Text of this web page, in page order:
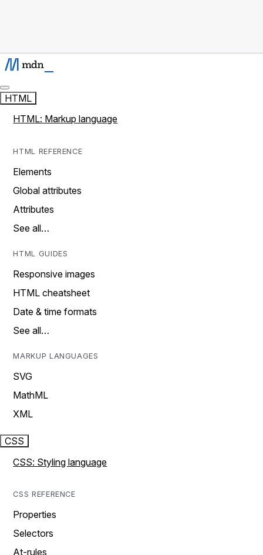
HTML
HTML: Markup language
HTML REFERENCE
Elements
Global attributes
Attributes
See all…
HTML GUIDES
Responsive images
HTML cheatsheet
Date & time formats
See all…
MARKUP LANGUAGES
SVG
MathML
XML
CSS
CSS: Styling language
CSS REFERENCE
Properties
Selectors
At-rules